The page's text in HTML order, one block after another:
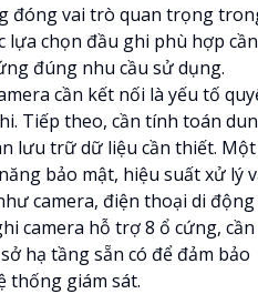
đóng vai trò quan trọng
lựa chọn đầu ghi phù hợp cần
đúng nhu cầu sử dụng.
cần kết nối là yếu tố
Tiếp theo, cần tính toán
lưu trữ dữ liệu cần thiết. Một
bảo mật, hiệu suất xử lý
camera, điện thoại di động
camera hỗ trợ 8 ổ cứng, cần
hạ tầng sẵn có để đảm bảo
thống giám sát.